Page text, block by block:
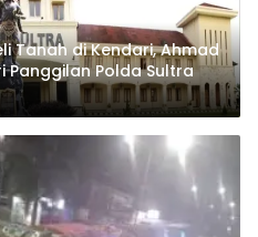
Tanah di Kendari, Ahmad
Panggilan Polda Sultra